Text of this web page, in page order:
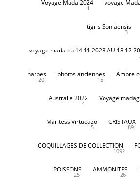
Voyage Mada 2024
1
voyage
tigris Soniaensis
3
voyage mada du 14 11 2023 AU 13 12
harpes
20
photos anciennes
15
Ambre
Australie 2022
4
Voyage
Maritess Virtudazo
5
CRISTAUX
89
COQUILLAGES DE COLLECTION
1092
POISSONS
25
AMMONITES
26